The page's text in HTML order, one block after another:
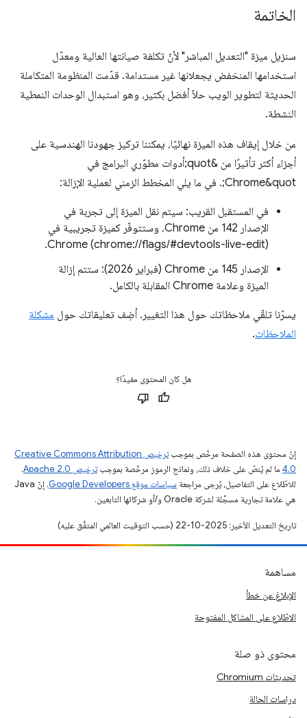
الخاتمة
سنزيل ميزة "التعديل المباشر" لأنّ تكلفة صيانتها العالية ومعدّل
استخدامها المنخفض يجعلانها غير مستدامة. قدّمت المنظومة المتكاملة
الحديثة لتطوير الويب حلاً أفضل بكثير، وهو استبدال الوحدات النمطية
النشطة.
من خلال إيقاف هذه الميزة نهائيًا، يمكننا تركيز جهودنا الهندسية على
أجزاء أكثر تأثيرًا من &quot;أدوات مطوّري البرامج في
Chrome&quot;. في ما يلي المخطط الزمني لعملية الإزالة:
في المستقبل القريب: سيتم نقل الميزة إلى تجربة في
الإصدار 142 من Chrome، وستتوفّر كميزة تجريبية في
Chrome (chrome://flags/#devtools-live-edit).
الإصدار 145 من Chrome (فبراير 2026): ستتم إزالة
الميزة وعلامة Chrome المقابلة بالكامل.
يسرّنا تلقّي ملاحظاتك حول هذا التغيير. أضِف تعليقاتك حول مشكلة
الملاحظات.
هل كان المحتوى مفيدًا؟
إنّ محتوى هذه الصفحة مرخّص بموجب
ترخيص Creative Commons Attribution
4.0‏ ما لم يُنصّ على خلاف ذلك، ونماذج الرموز مرخّصة بموجبترخيص Apache 2.0‏
.
للاطّلاع على التفاصيل، يُرجى مراجعة سياسات موقع Google Developers‏
. إنّ Java
هي علامة تجارية مسجَّلة لشركة Oracle و/أو شركائها التابعين.
تاريخ التعديل الأخير: 2025-10-22 (حسب التوقيت العالمي المتفَّق عليه)
مساهمة
الإبلاغ عن خطأ
الاطّلاع على المشاكل المفتوحة
محتوى ذو صلة
تحديثات Chromium
دراسات الحالة